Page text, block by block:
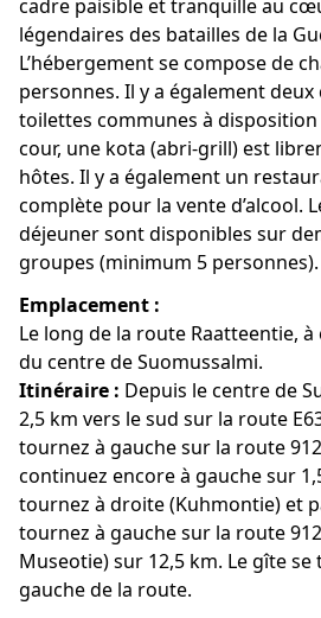
cadre paisible et tranquille au
légendaires des batailles de la
L’hébergement se compose de
personnes. Il y a également
toilettes communes à disposition
cour, une kota (abri-grill) est
hôtes. Il y a également un
complète pour la vente d’alcool.
déjeuner sont disponibles sur
groupes (minimum 5 personnes).
Emplacement :
Le long de la route Raatteentie, à
du centre de Suomussalmi.
Itinéraire : Depuis le centre de
2,5 km vers le sud sur la route
tournez à gauche sur la route
continuez encore à gauche sur
tournez à droite (Kuhmontie) et
tournez à gauche sur la route
Museotie) sur 12,5 km. Le gîte
gauche de la route.